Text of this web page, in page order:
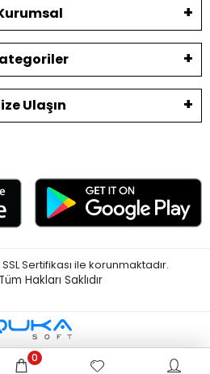
Ulaşın
Sertifikası ile korunmaktadır.
Tüm Hakları Saklıdır
0